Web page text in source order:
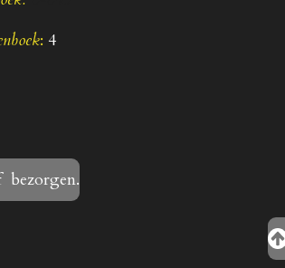
: 4
bezorgen.